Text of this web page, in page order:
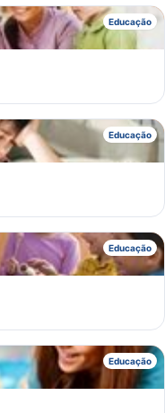
Educação
Educação
Educação
Educação